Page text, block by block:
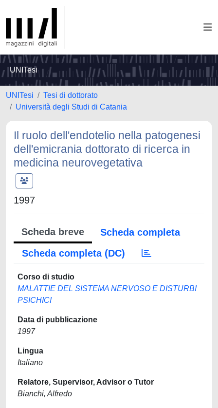
UNITesi
UNITesi
Tesi di dottorato
Università degli Studi di Catania
Il ruolo dell'endotelio nella patogenesi
dell'emicrania dottorato di ricerca in
medicina neurovegetativa
1997
Scheda breve
Scheda completa
Scheda completa (DC)
Corso di studio
MALATTIE DEL SISTEMA NERVOSO E DISTURBI
PSICHICI
Data di pubblicazione
1997
Lingua
Italiano
Relatore, Supervisor, Advisor o Tutor
Bianchi, Alfredo